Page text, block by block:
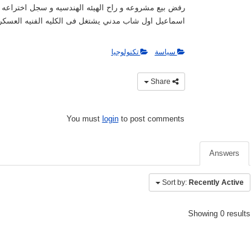
رفض بيع مشروعه و راح الهيئه الهندسيه و سجل
اسماعيل اول شاب مدني يشتغل فى الكليه الفنيه
سياسة تكنولوجيا
You must loginto post comments
Answers
Sort by: Recently Active
Showing 0 results